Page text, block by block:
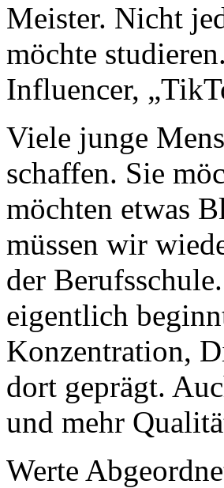
Meister. Nicht
möchte
Influencer,
Viele junge
schaffen. Sie
möchten etwas
müssen wir
der
eigentlich
Konzentration,
dort geprägt.
und mehr
Werte